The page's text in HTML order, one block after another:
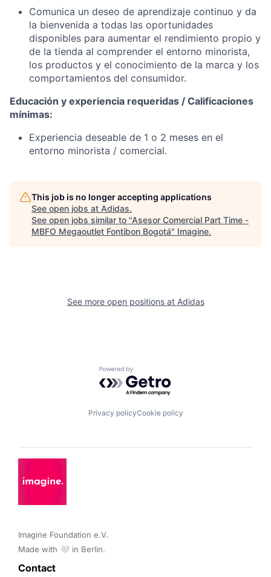
Comunica un deseo de aprendizaje continuo y da
la bienvenida a todas las oportunidades
disponibles para aumentar el rendimiento propio y
de la tienda al comprender el entorno minorista,
los productos y el conocimiento de la marca y los
comportamientos del consumidor.
Educación y experiencia requeridas / Calificaciones
mínimas:
Experiencia deseable de 1 o 2 meses en el
entorno minorista / comercial.
This job is no longer accepting applications
See open jobs at Adidas.
See open jobs similar to "Asesor Comercial Part Time -
MBFO Megaoutlet Fontibon Bogotá" Imagine.
See more open positions at Adidas
Powered by Getro.com
Privacy policyCookie policy
Imagine Foundation e.V.
Made with 🤍 in Berlin.
Contact